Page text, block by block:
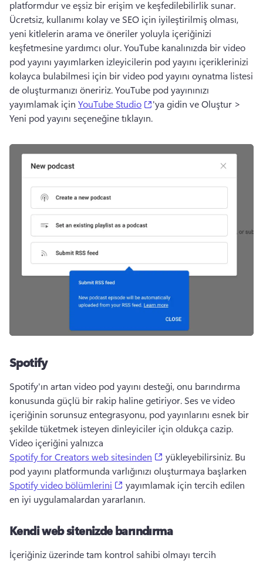
Ücretsiz, kullanımı kolay ve SEO için iyileştirilmiş olması,
yeni kitlelerin arama ve öneriler yoluyla içeriğinizi
keşfetmesine yardımcı olur. YouTube kanalınızda bir video
pod yayını yayımlarken izleyicilerin pod yayını içeriklerinizi
kolayca bulabilmesi için bir video pod yayını oynatma listesi
de oluşturmanızı öneririz. YouTube pod yayınınızı
yayımlamak için YouTube Studio (opens in a new tab)
'ya gidin ve Oluştur >
Yeni pod yayını seçeneğine tıklayın.
Spotify
Spotify'ın artan video pod yayını desteği, onu barındırma
konusunda güçlü bir rakip haline getiriyor. Ses ve video
içeriğinin sorunsuz entegrasyonu, pod yayınlarını esnek bir
Video içeriğini yalnızca
Spotify for Creators web sitesinden
(opens in a new tab)
yükleyebilirsiniz. Bu
pod yayını platformunda varlığınızı oluşturmaya başlarken
Spotify video bölümlerini
(opens in a new tab)
yayımlamak için tercih edilen
en iyi uygulamalardan yararlanın.
Kendi web sitenizde barındırma
İçeriğiniz üzerinde tam kontrol sahibi olmayı tercih